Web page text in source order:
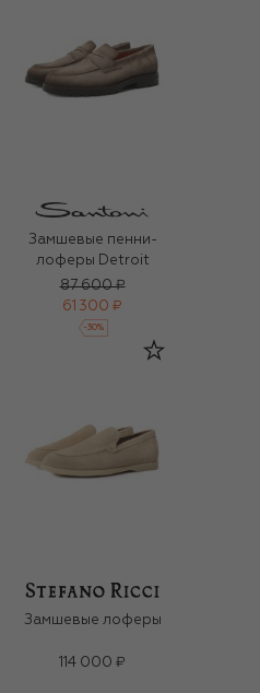
Замшевые пенни-
лоферы Detroit
87 600 ₽
61 300 ₽
-30%
Замшевые лоферы
114 000 ₽